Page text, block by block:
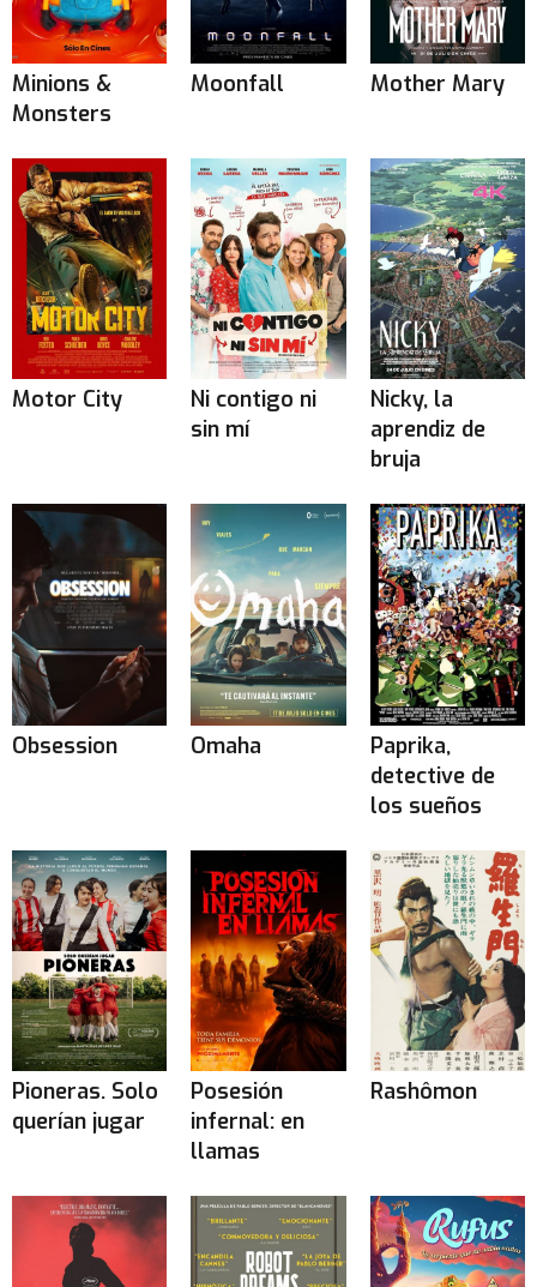
Minions &
Monsters
Moonfall Mother Mary
Motor City
Ni contigo ni
sin mí
Nicky, la
aprendiz de
bruja
Obsession Omaha
Paprika,
detective de
los sueños
Pioneras. Solo
querían jugar
Posesión
infernal: en
llamas
Rashômon